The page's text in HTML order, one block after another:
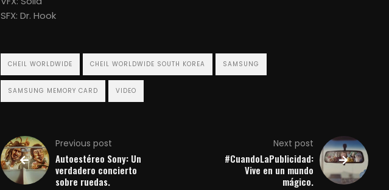
#OldSchoolAdvertising
Opinión
Search
SFX: Dr. Hook
CHEIL WORLDWIDE CHEIL WORLDWIDE SOUTH KOREA SAMSUNG
SAMSUNG MEMORY CARD VIDEO
Previous post
Autoestéreo Sony: Un
verdadero concierto
sobre ruedas.
Next post
#CuandoLaPublicidad:
Vive en un mundo
mágico.